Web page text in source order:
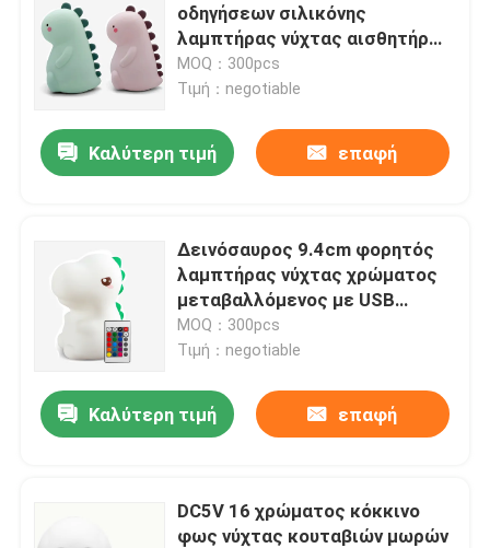
οδηγήσεων σιλικόνης
λαμπτήρας νύχτας αισθητήρων
αφής νύχτας για τα κορίτσια
μικρών παιδιών
MOQ：300pcs
Τιμή：negotiable
Καλύτερη τιμή επαφή
Δεινόσαυρος 9.4cm φορητός
λαμπτήρας νύχτας χρώματος
μεταβαλλόμενος με USB
επανακαταλογηστέο
MOQ：300pcs
Τιμή：negotiable
Καλύτερη τιμή επαφή
DC5V 16 χρώματος κόκκινο
φως νύχτας κουταβιών μωρών